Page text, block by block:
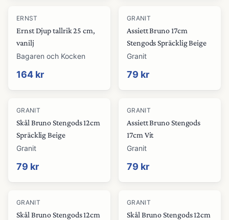
ERNST
Ernst Djup tallrik 25 cm,
vanilj
Bagaren och Kocken
164 kr
GRANIT
Assiett Bruno 17cm
Stengods Spräcklig Beige
Granit
79 kr
GRANIT
Skål Bruno Stengods 12cm
Spräcklig Beige
Granit
79 kr
GRANIT
Assiett Bruno Stengods
17cm Vit
Granit
79 kr
GRANIT
Skål Bruno Stengods 12cm
GRANIT
Skål Bruno Stengods 12cm